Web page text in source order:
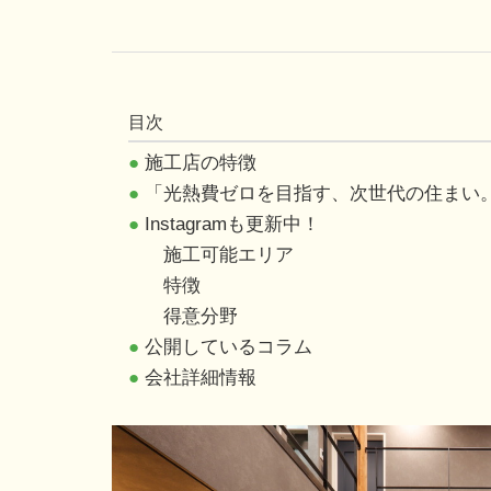
目次
● 施工店の特徴
● 「光熱費ゼロを目指す、次世代の住まい
● Instagramも更新中！
施工可能エリア
特徴
得意分野
● 公開しているコラム
● 会社詳細情報